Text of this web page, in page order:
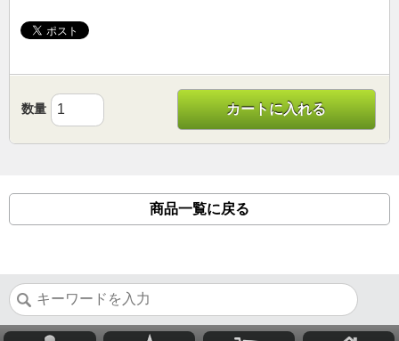
数量 カートに入れる
商品一覧に戻る